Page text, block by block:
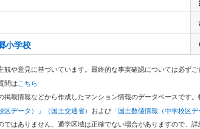
小学校
や意見に基づいています。最終的な事実確認については必ずご
問はこちら
掲載情報などから作成したマンション情報のデータベースです
区データ）」（国土交通省） および 「国土数値情報（中学校区
はありません。通学区域は正確でない場合がありますので、